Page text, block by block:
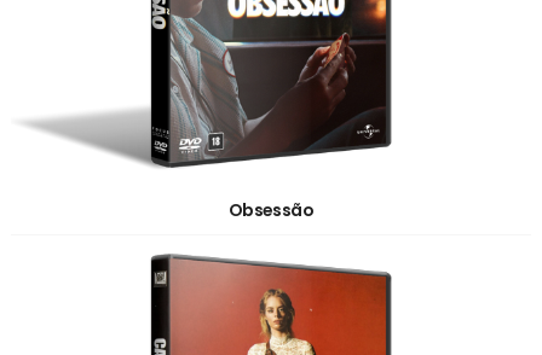
Obsessão